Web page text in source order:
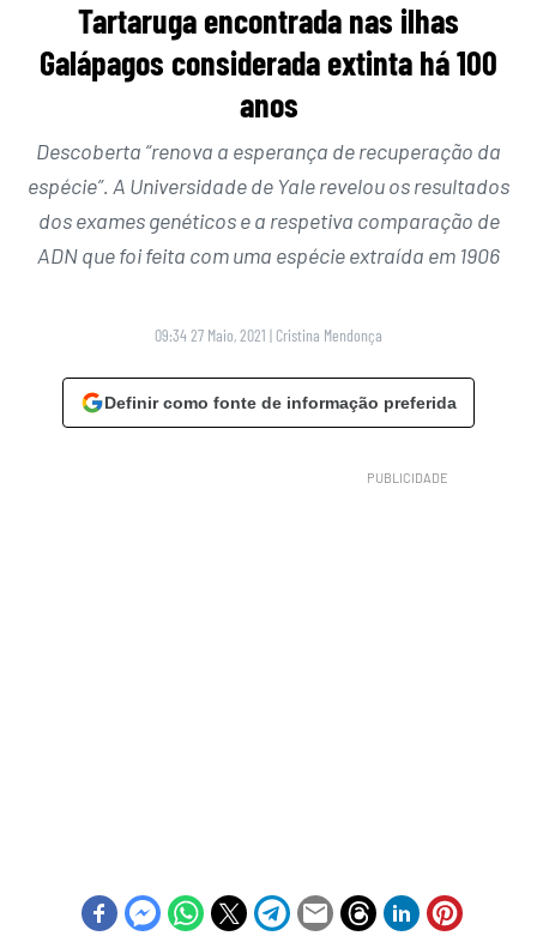
Tartaruga encontrada nas ilhas
Galápagos considerada extinta há 100
anos
Descoberta “renova a esperança de recuperação da
espécie”. A Universidade de Yale revelou os resultados
dos exames genéticos e a respetiva comparação de
ADN que foi feita com uma espécie extraída em 1906
09:34 27 Maio, 2021 | Cristina Mendonça
Definir como fonte de informação preferida